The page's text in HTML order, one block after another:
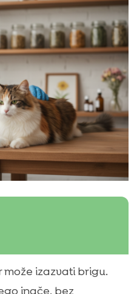
djeluje kod
izazvati brigu.